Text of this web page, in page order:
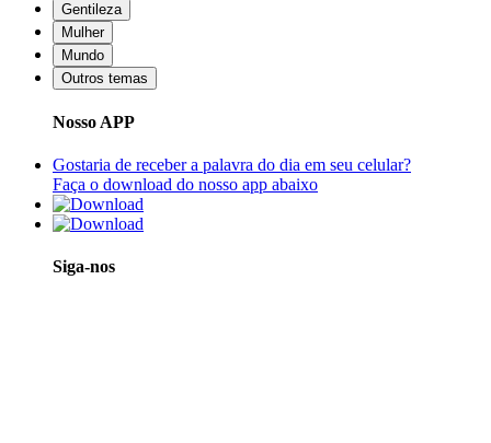
Gentileza
Mulher
Mundo
Outros temas
Nosso APP
Gostaria de receber a palavra do dia em seu celular?
Faça o download do nosso app abaixo
Siga-nos